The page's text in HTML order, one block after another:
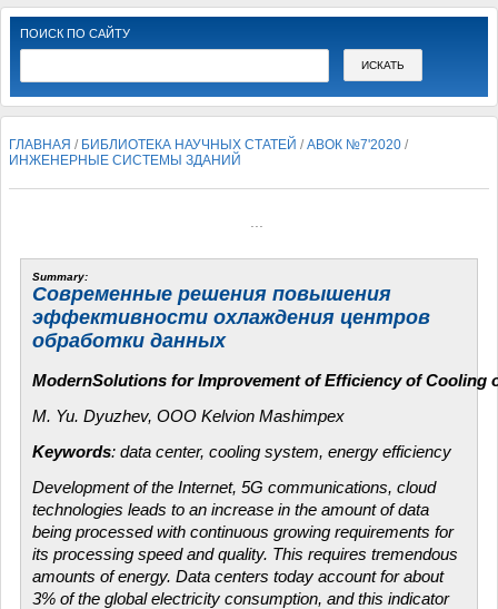
ПОИСК ПО САЙТУ
ГЛАВНАЯ / БИБЛИОТЕКА НАУЧНЫХ СТАТЕЙ /АВОК №7'2020 /
ИНЖЕНЕРНЫЕ СИСТЕМЫ ЗДАНИЙ
Summary:
Современные решения повышения
эффективности охлаждения центров
обработки данных
ModernSolutions forImprovementofEfficiencyofCooling
M. Yu. Dyuzhev, OOO Kelvion Mashimpex
Keywords: data center, cooling system, energy efficiency
Development of the Internet, 5G communications, cloud
technologies leads to an increase in the amount of data
being processed with continuous growing requirements for
its processing speed and quality. This requires tremendous
amounts of energy. Data centers today account for about
3% of the global electricity consumption, and this indicator